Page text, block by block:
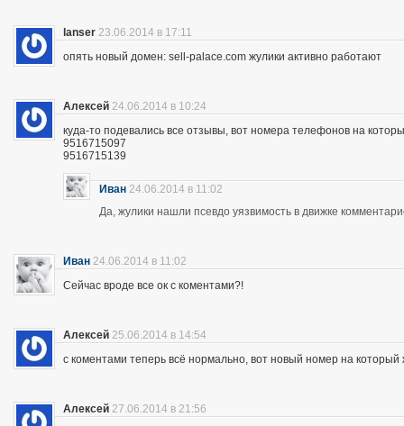
lanser 23.06.2014 в 17:11
опять новый домен: sell-palace.com жулики активно работают
Алексей 24.06.2014 в 10:24
куда-то подевались все отзывы, вот номера телефонов на
9516715097
9516715139
Иван 24.06.2014 в 11:02
Да, жулики нашли псевдо уязвимость в движке
Иван 24.06.2014 в 11:02
Сейчас вроде все ок с коментами?!
Алексей 25.06.2014 в 14:54
с коментами теперь всё нормально, вот новый номер на
Алексей 27.06.2014 в 21:56